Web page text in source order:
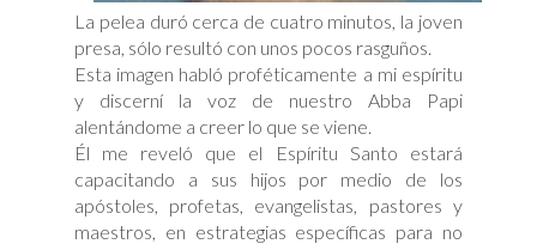
La pelea duró cerca de cuatro minutos, la joven
presa, sólo resultó con unos pocos rasguños.
Esta imagen habló proféticamente a mi espíritu
y discerní la voz de nuestro Abba Papi
alentándome a creer lo que se viene.
Él me reveló que el Espíritu Santo estará
capacitando a sus hijos por medio de los
apóstoles, profetas, evangelistas, pastores y
maestros, en estrategias específicas para no